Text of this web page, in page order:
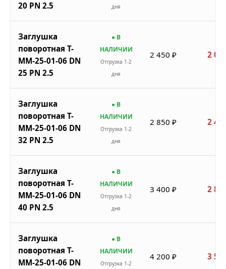
20 PN 2.5
дня
Заглушка
поворотная Т-
ММ-25-01-06 DN
25 PN 2.5
● В
НАЛИЧИИ
Отгрузка 1-2
дня
2 450 ₽ 2
Заглушка
поворотная Т-
ММ-25-01-06 DN
32 PN 2.5
● В
НАЛИЧИИ
Отгрузка 1-2
дня
2 850 ₽ 2
Заглушка
поворотная Т-
ММ-25-01-06 DN
40 PN 2.5
● В
НАЛИЧИИ
Отгрузка 1-2
дня
3 400 ₽ 2
Заглушка
поворотная Т-
ММ-25-01-06 DN
● В
НАЛИЧИИ
Отгрузка 1-2
4 200 ₽ 3